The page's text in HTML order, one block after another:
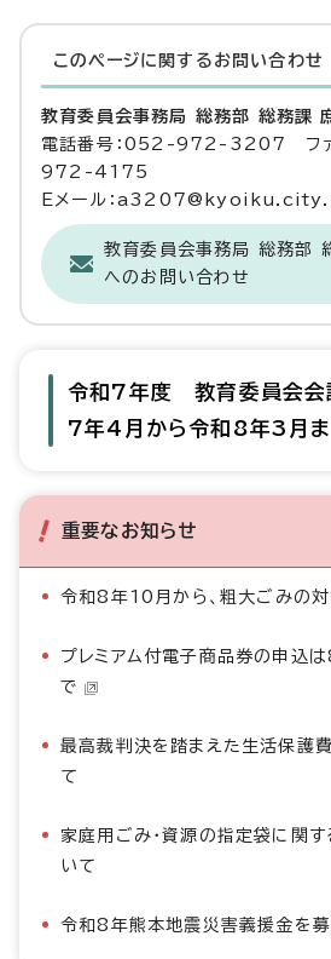
このページに関する お問い合わせ
教育委員会事務局 総務部 総務課
電話番号：052-972-3207 ファ
972-4175
Eメール：
教育委員会事務局 総務部
へのお問い合わせ
令和7年度 教育委員会会
7年4月から令和8年3月ま
重要なお知らせ
令和8年10月から、粗大ごみの対
プレミアム付電子商品券の申込は
で
最高裁判決を踏まえた生活保護
て
家庭用ごみ・資源の指定袋に関
いて
令和8年熊本地震災害義援金を募